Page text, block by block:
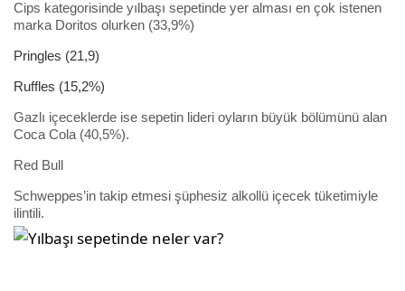
Cips kategorisinde yılbaşı sepetinde yer alması en çok istenen
marka Doritos olurken (33,9%)
Pringles (21,9)
Ruffles (15,2%)
Gazlı içeceklerde ise sepetin lideri oyların büyük bölümünü alan
Coca Cola (40,5%).
Red Bull
Schweppes’in takip etmesi şüphesiz alkollü içecek tüketimiyle
ilintili.